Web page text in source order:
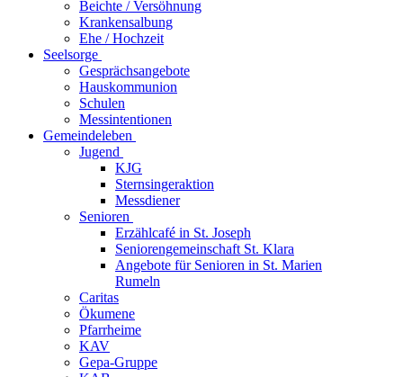
Beichte / Versöhnung
Krankensalbung
Ehe / Hochzeit
Seelsorge
Gesprächsangebote
Hauskommunion
Schulen
Messintentionen
Gemeindeleben
Jugend
KJG
Sternsingeraktion
Messdiener
Senioren
Erzählcafé in St. Joseph
Seniorengemeinschaft St. Klara
Angebote für Senioren in St. Marien
Rumeln
Caritas
Ökumene
Pfarrheime
KAV
Gepa-Gruppe